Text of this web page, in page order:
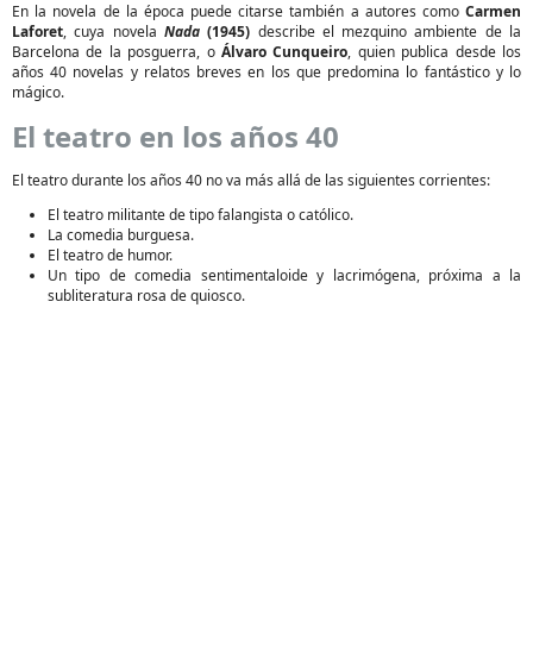
En la novela de la época puede citarse también a autores como Carmen
Laforet, cuya novela Nada(1945) describe el mezquino ambiente de la
Barcelona de la posguerra, o Álvaro Cunqueiro, quien publica desde los
años 40 novelas y relatos breves en los que predomina lo fantástico y lo
mágico.
El teatro en los años 40
El teatro durante los años 40 no va más allá de las siguientes corrientes:
El teatro militante de tipo falangista o católico.
La comedia burguesa.
El teatro de humor.
Un tipo de comedia sentimentaloide y lacrimógena, próxima a la
subliteratura rosa de quiosco.